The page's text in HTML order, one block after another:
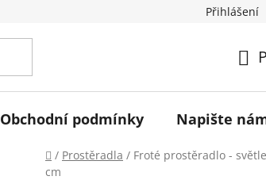
Přihlášení
Obchodní podmínky Napište
Domů
/ Prostěradla / Froté prostěradlo -
cm